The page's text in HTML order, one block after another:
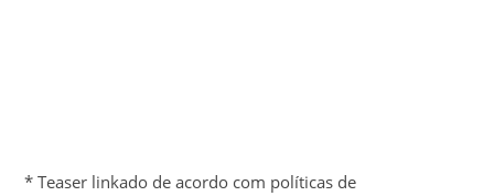
* Teaser linkado de acordo com políticas de